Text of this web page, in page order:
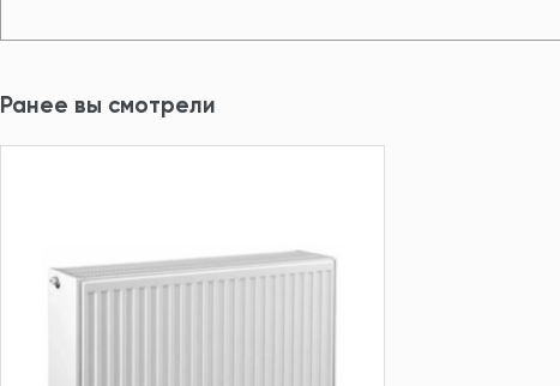
Ранее вы смотрели